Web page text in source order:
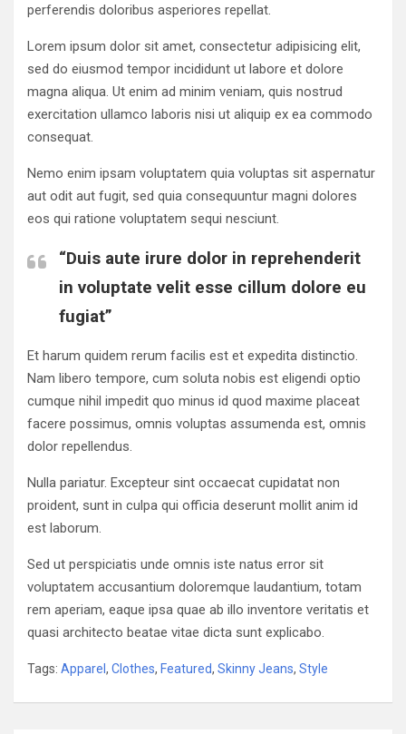
perferendis doloribus asperiores repellat.
Lorem ipsum dolor sit amet, consectetur adipisicing elit,
sed do eiusmod tempor incididunt ut labore et dolore
magna aliqua. Ut enim ad minim veniam, quis nostrud
exercitation ullamco laboris nisi ut aliquip ex ea commodo
consequat.
Nemo enim ipsam voluptatem quia voluptas sit aspernatur
aut odit aut fugit, sed quia consequuntur magni dolores
eos qui ratione voluptatem sequi nesciunt.
“Duis aute irure dolor in reprehenderit
in voluptate velit esse cillum dolore eu
fugiat”
Et harum quidem rerum facilis est et expedita distinctio.
Nam libero tempore, cum soluta nobis est eligendi optio
cumque nihil impedit quo minus id quod maxime placeat
facere possimus, omnis voluptas assumenda est, omnis
dolor repellendus.
Nulla pariatur. Excepteur sint occaecat cupidatat non
proident, sunt in culpa qui officia deserunt mollit anim id
est laborum.
Sed ut perspiciatis unde omnis iste natus error sit
voluptatem accusantium doloremque laudantium, totam
rem aperiam, eaque ipsa quae ab illo inventore veritatis et
quasi architecto beatae vitae dicta sunt explicabo.
Tags: Apparel , Clothes, Featured, Skinny Jeans, Style